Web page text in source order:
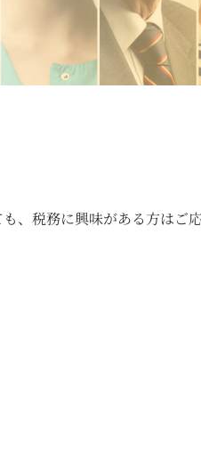
、税務に興味がある方はご